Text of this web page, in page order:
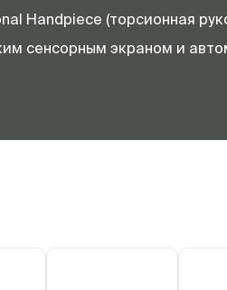
Handpiece (торсионная
сенсорным экраном и